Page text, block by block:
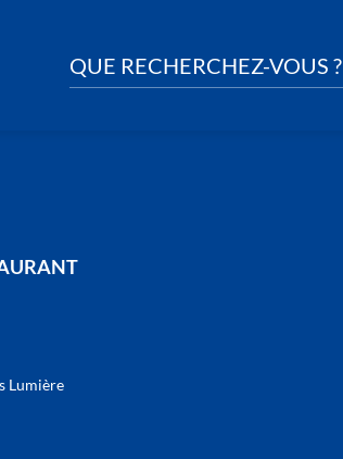
QUE RECHERCHEZ-VOUS ?
Lumière